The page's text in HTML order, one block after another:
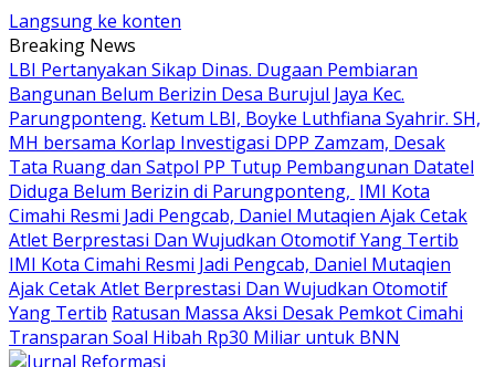
Langsung ke konten
Breaking News
LBI Pertanyakan Sikap Dinas. Dugaan Pembiaran
Bangunan Belum Berizin Desa Burujul Jaya Kec.
Parungponteng. Ketum LBI, Boyke Luthfiana Syahrir. SH,
MH bersama Korlap Investigasi DPP Zamzam, Desak
Tata Ruang dan Satpol PP Tutup Pembangunan Datatel
Diduga Belum Berizin di Parungponteng, IMI Kota
Cimahi Resmi Jadi Pengcab, Daniel Mutaqien Ajak Cetak
Atlet Berprestasi Dan Wujudkan Otomotif Yang Tertib
IMI Kota Cimahi Resmi Jadi Pengcab, Daniel Mutaqien
Ajak Cetak Atlet Berprestasi Dan Wujudkan Otomotif
Yang Tertib Ratusan Massa Aksi Desak Pemkot Cimahi
Transparan Soal Hibah Rp30 Miliar untuk BNN